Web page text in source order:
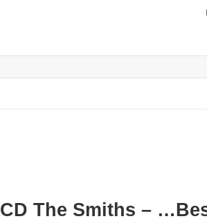
CD The Smiths –